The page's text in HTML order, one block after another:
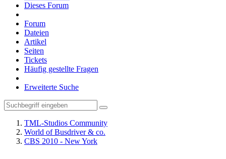
Dieses Forum
Forum
Dateien
Artikel
Seiten
Tickets
Häufig gestellte Fragen
Erweiterte Suche
TML-Studios Community
World of Busdriver & co.
CBS 2010 - New York